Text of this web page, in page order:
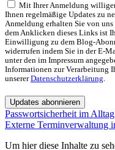
Mit Ihrer Anmeldung
Ihnen regelmäßige Updates zu
Anmeldung erhalten Sie von
dem Anklicken dieses Links ist
Einwilligung zu dem Blog-
widerrufen indem Sie in der E-
unter den im Impressum
Informationen zur Verarbeitung
unsererDatenschutzerklärung.
Updates abonnieren
Passwortsicherheit im
Externe Terminverwaltung
Um hier diese Inhalte zu